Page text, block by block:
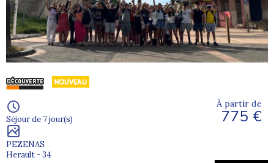
Séjour de 7 jour(s)
PEZENAS
Herault - 34
À partir de
775 €